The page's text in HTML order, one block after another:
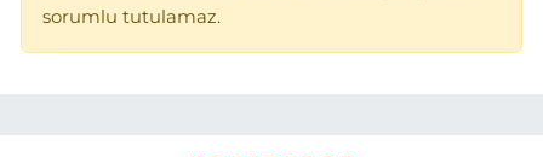
sorumlu tutulamaz.